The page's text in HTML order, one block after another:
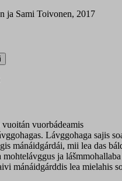
ja Sami Toivonen, 2017
vuorbádeamis
Lávggohaga sajis
mánáidgárdái, mii lea das
ja lášmmohallaba
mánáidgárddis lea mielahis